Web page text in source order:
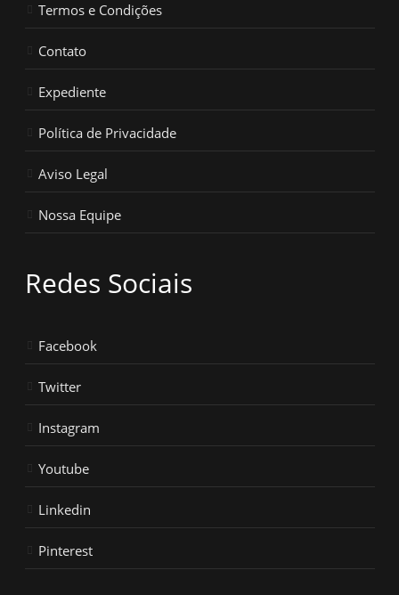
Termos e Condições
Contato
Expediente
Política de Privacidade
Aviso Legal
Nossa Equipe
Redes Sociais
Facebook
Twitter
Instagram
Youtube
Linkedin
Pinterest